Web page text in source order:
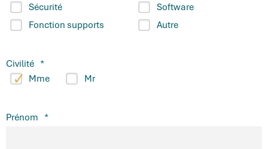
Sécurité
Software
Fonction supports
Autre
Civilité *
Mme
Mr
Prénom *